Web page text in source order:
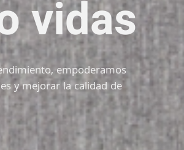
vidas
empoderamos
y mejorar la calidad de